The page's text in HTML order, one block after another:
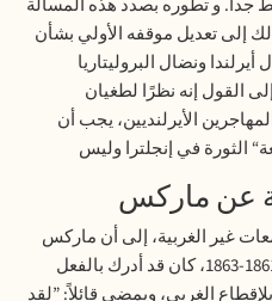
جدا. و تطوره بصدد هذه المسألة
تعديل موقفه الأولي بشأن
ونضال البروليتاريا
1869-1870، وصل إلى القول إنه نظرًا لطغيان
الأيرلنديين، يجب أن
الثورة في إنجلترا وليس
عن ماركس
غير الغربية، إلى أن ماركس
في مخطوطاته الاقتصادية لفترة 1861-1863، كان قد أدرك بالفعل
الغربي، ويمضي قائلاً: ”لقد